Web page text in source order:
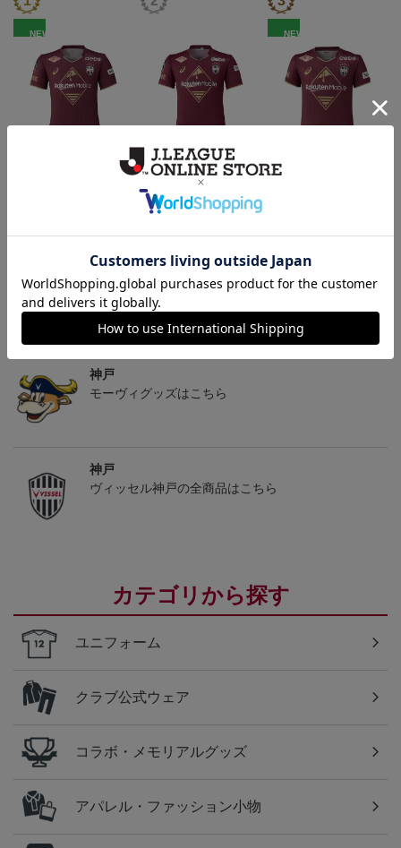
NEW
26/27_【レプリカ】ユニ
26/27_【オーセン】ユニ
フォーム（1st）
36,500円
NEW
26/27_キッズTシャツ
トピックス
神戸
26/27シーズンユニフォームはこちら
神戸
モーヴィグッズはこちら
神戸
ヴィッセル神戸の全商品はこちら
カテゴリから探す
ユニフォーム
クラブ公式ウェア
コラボ・メモリアルグッズ
アパレル・ファッション小物